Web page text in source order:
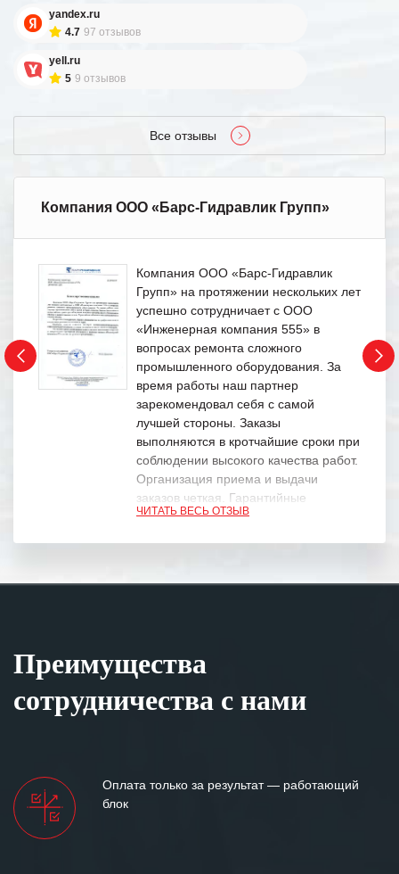
yandex.ru
4.7 97 отзывов
yell.ru
5 9 отзывов
Все отзывы
Компания ООО «Барс-Гидравлик Групп»
Компания ООО «Барс-Гидравлик
Групп» на протяжении нескольких лет
успешно сотрудничает с ООО
«Инженерная компания 555» в
вопросах ремонта сложного
промышленного оборудования. За
время работы наш партнер
зарекомендовал себя с самой
лучшей стороны. Заказы
выполняются в кротчайшие сроки при
соблюдении высокого качества работ.
Организация приема и выдачи
заказов четкая. Гарантийные
обязательства выполняются в
Особенно хочется отметить высокую
клиентоориентированность
персонала Вашей компании,
между нашими компаниями открытые
ЧИТАТЬ ВЕСЬ ОТЗЫВ
Преимущества
сотрудничества с нами
Оплата только за результат — работающий
блок